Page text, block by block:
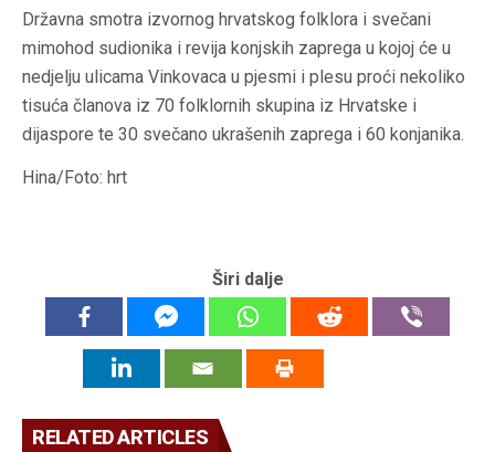
Državna smotra izvornog hrvatskog folklora i svečani
mimohod sudionika i revija konjskih zaprega u kojoj će u
nedjelju ulicama Vinkovaca u pjesmi i plesu proći nekoliko
tisuća članova iz 70 folklornih skupina iz Hrvatske i
dijaspore te 30 svečano ukrašenih zaprega i 60 konjanika.
Hina/Foto: hrt
Širi dalje
RELATED ARTICLES